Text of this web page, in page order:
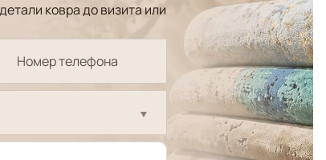
ковра до визита или